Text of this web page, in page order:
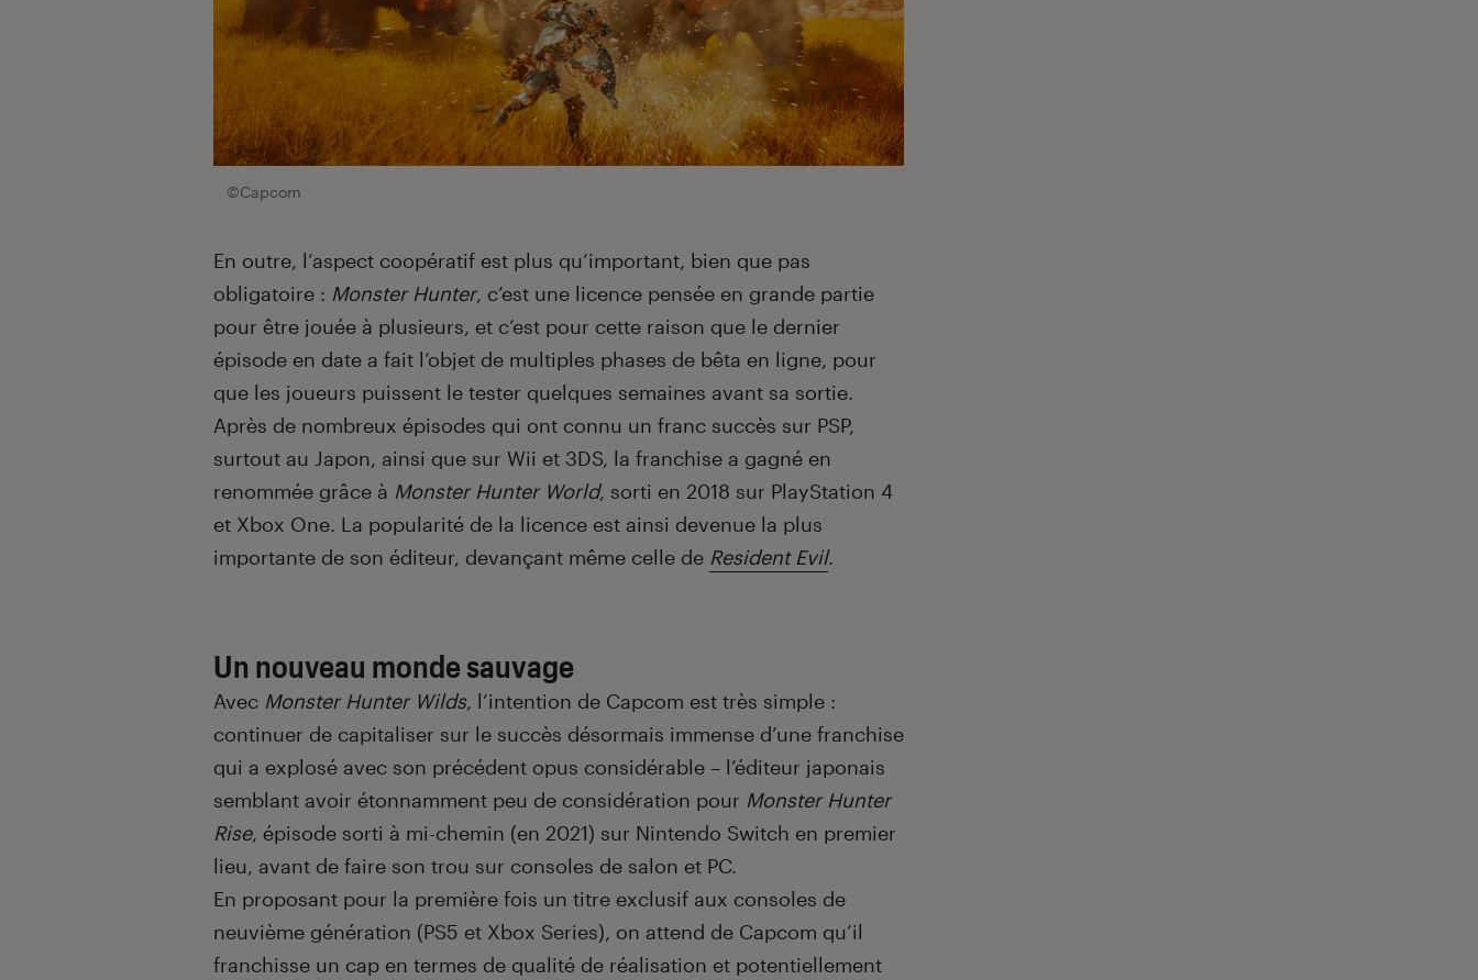
©Capcom
En outre, l’aspect coopératif est plus qu’important, bien que pas
obligatoire : Monster Hunter, c’est une licence pensée en grande partie
pour être jouée à plusieurs, et c’est pour cette raison que le dernier
épisode en date a fait l’objet de multiples phases de bêta en ligne, pour
que les joueurs puissent le tester quelques semaines avant sa sortie.
Après de nombreux épisodes qui ont connu un franc succès sur PSP,
surtout au Japon, ainsi que sur Wii et 3DS, la franchise a gagné en
renommée grâce à Monster Hunter World, sorti en 2018 sur PlayStation 4
et Xbox One. La popularité de la licence est ainsi devenue la plus
importante de son éditeur, devançant même celle de Resident Evil.
Un nouveau monde sauvage
Avec Monster Hunter Wilds, l’intention de Capcom est très simple :
continuer de capitaliser sur le succès désormais immense d’une franchise
qui a explosé avec son précédent opus considérable – l’éditeur japonais
semblant avoir étonnamment peu de considération pour Monster Hunter
Rise, épisode sorti à mi-chemin (en 2021) sur Nintendo Switch en premier
lieu, avant de faire son trou sur consoles de salon et PC.
En proposant pour la première fois un titre exclusif aux consoles de
neuvième génération (PS5 et Xbox Series), on attend de Capcom qu’il
franchisse un cap en termes de qualité de réalisation et potentiellement